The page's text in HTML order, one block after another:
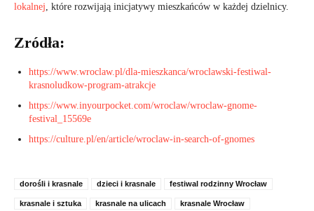
lokalnej , które rozwijają inicjatywy mieszkańców w każdej dzielnicy.
Zródła:
https://www.wroclaw.pl/dla-mieszkanca/wroclawski-festiwal-
krasnoludkow-program-atrakcje
https://www.inyourpocket.com/wroclaw/wroclaw-gnome-
festival_15569e
https://culture.pl/en/article/wroclaw-in-search-of-gnomes
dorośli i krasnale dzieci i krasnale festiwal rodzinny Wrocław
krasnale i sztuka krasnale na ulicach krasnale Wrocław